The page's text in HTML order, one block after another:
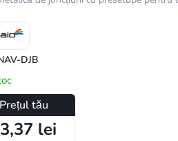
DJB
Prețul tău
lei